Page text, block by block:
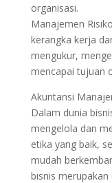
organisasi.
Manajemen
kerangka kerja
mengukur,
mencapai tujuan
Akuntansi
Dalam dunia
mengelola dan
etika yang baik,
mudah
bisnis